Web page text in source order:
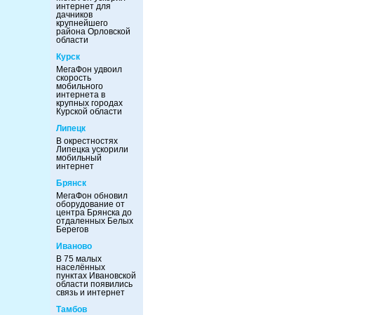
интернет для
дачников
крупнейшего
района Орловской
области
Курск
МегаФон удвоил
скорость
мобильного
интернета в
крупных городах
Курской области
Липецк
В окрестностях
Липецка ускорили
мобильный
интернет
Брянск
МегаФон обновил
оборудование от
центра Брянска до
отдаленных Белых
Берегов
Иваново
В 75 малых
населённых
пунктах Ивановской
области появились
связь и интернет
Тамбов